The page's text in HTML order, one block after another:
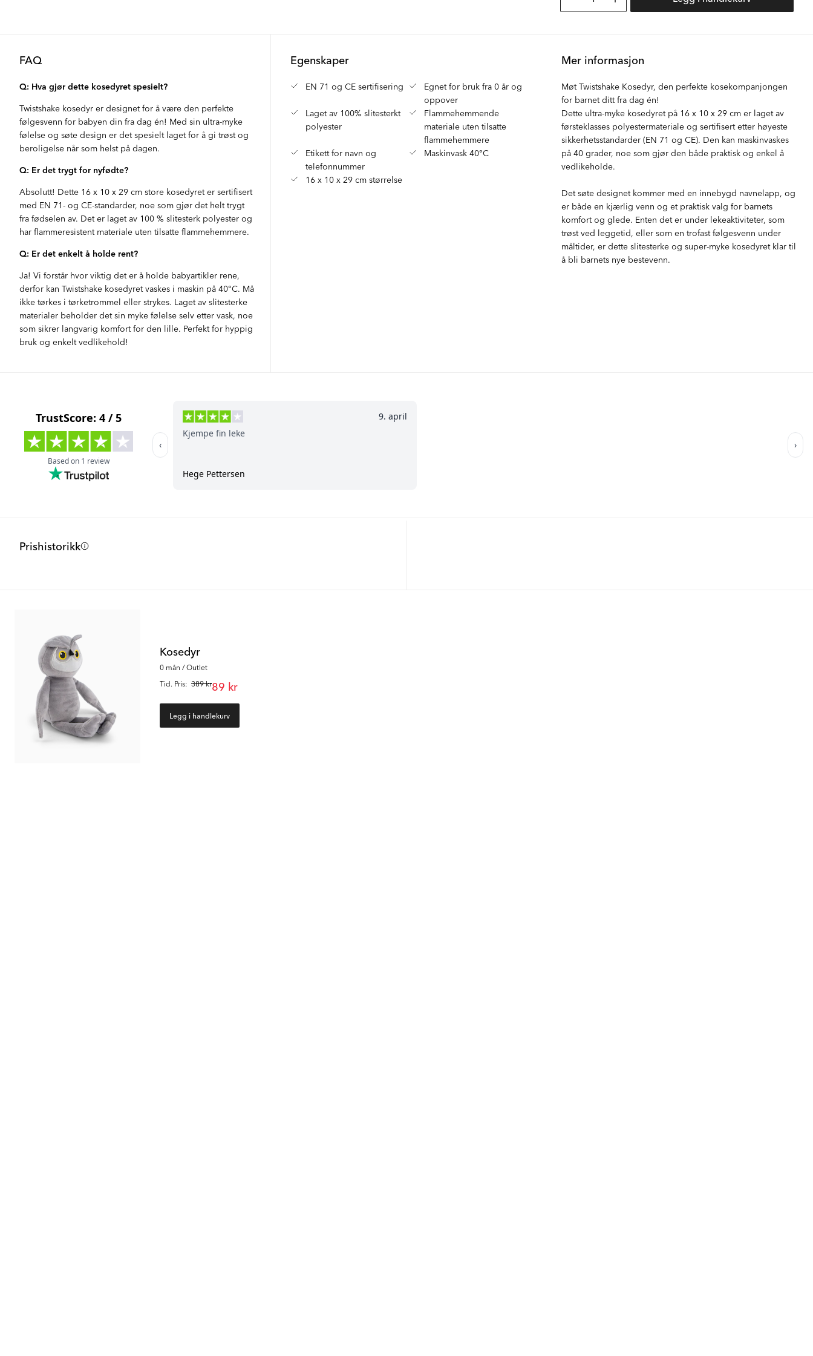
FAQ
Q: Hva gjør dette kosedyret spesielt?
Twistshake kosedyr er designet for å være den perfekte
følgesvenn for babyen din fra dag én! Med sin ultra-myke
følelse og søte design er det spesielt laget for å gi trøst og
beroligelse når som helst på dagen.
Q: Er det trygt for nyfødte?
Absolutt! Dette 16 x 10 x 29 cm store kosedyret er sertifisert
med EN 71- og CE-standarder, noe som gjør det helt trygt
fra fødselen av. Det er laget av 100 % slitesterk polyester og
har flammeresistent materiale uten tilsatte flammehemmere.
Q: Er det enkelt å holde rent?
Ja! Vi forstår hvor viktig det er å holde babyartikler rene,
derfor kan Twistshake kosedyret vaskes i maskin på 40°C. Må
ikke tørkes i tørketrommel eller strykes. Laget av slitesterke
materialer beholder det sin myke følelse selv etter vask, noe
som sikrer langvarig komfort for den lille. Perfekt for hyppig
bruk og enkelt vedlikehold!
Egenskaper
EN 71 og CE sertifisering
Egnet for bruk fra 0 år og
oppover
Laget av 100% slitesterkt
polyester
Flammehemmende
materiale uten tilsatte
flammehemmere
Etikett for navn og
telefonnummer
Maskinvask 40°C
16 x 10 x 29 cm størrelse
Mer informasjon
Møt Twistshake Kosedyr, den perfekte kosekompanjongen
for barnet ditt fra dag én!
Dette ultra-myke kosedyret på 16 x 10 x 29 cm er laget av
førsteklasses polyestermateriale og sertifisert etter høyeste
sikkerhetsstandarder (EN 71 og CE). Den kan maskinvaskes
på 40 grader, noe som gjør den både praktisk og enkel å
vedlikeholde.
Det søte designet kommer med en innebygd navnelapp, og
er både en kjærlig venn og et praktisk valg for barnets
komfort og glede. Enten det er under lekeaktiviteter, som
trøst ved leggetid, eller som en trofast følgesvenn under
måltider, er dette slitesterke og super-myke kosedyret klar til
å bli barnets nye bestevenn.
Prishistorikk
Kosedyr
0 mån / Outlet
Tid. Pris: 389 kr89 kr
Legg i handlekurv